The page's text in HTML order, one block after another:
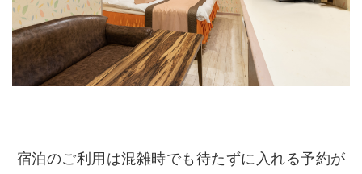
宿泊のご利用は混雑時でも待たずに入れる予約が